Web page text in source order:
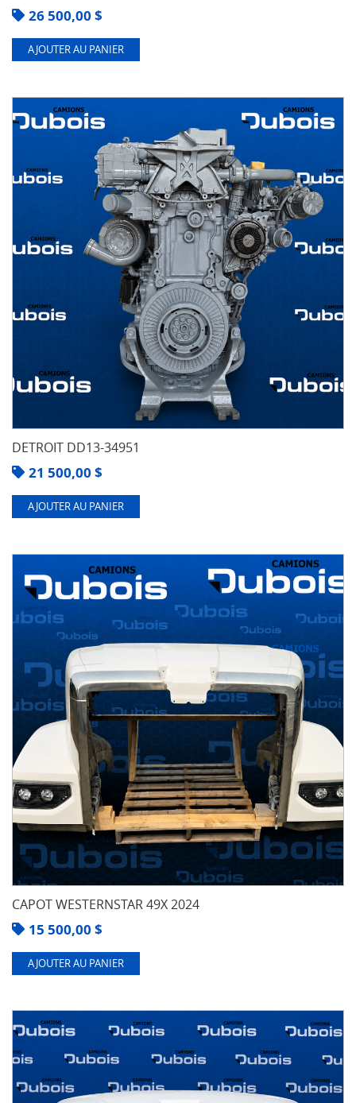
26 500,00 $
AJOUTER AU PANIER
DETROIT DD13-34951
21 500,00 $
AJOUTER AU PANIER
CAPOT WESTERNSTAR 49X 2024
15 500,00 $
AJOUTER AU PANIER